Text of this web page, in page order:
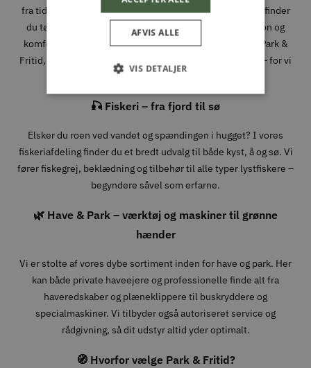
fra tidlige morgener i skoven til lange dage i fjeldet. Her finder
du tøj, sko og udstyr fra velkendte mærker, hvor funktion og
komfort går hånd i hånd. Når du handler jagtudstyr hos Park &
Fritid, handler du med folk, der forstår, hvad det kræver – for vi
bruger det selv.
🎣 Fiskeri – fra fjord til sø
Elsker du roen ved vandet og spændingen i hugget? I vores
fiskeriafdeling finder du et bredt udvalg til både kyst, å og sø. Vi
fører fiskegrej, beklædning og tilbehør til alle typer lystfiskere –
begyndere såvel som erfarne.
🌿 Have & Park – værktøj og maskiner til grønne
hænder
Vi er stolte af vores dybe sortiment inden for have og park. Her
kan både private haveejere og professionelle finde alt fra
haveredskaber og plæneklippere til buskryddere og
specialmaskiner. Vi tilbyder også autoriseret service og
rådgivning, så dit udstyr altid yder optimalt.
🧭 Hvorfor vælge Park & Fritid?
AFVIS ALLE
VIS DETALJER